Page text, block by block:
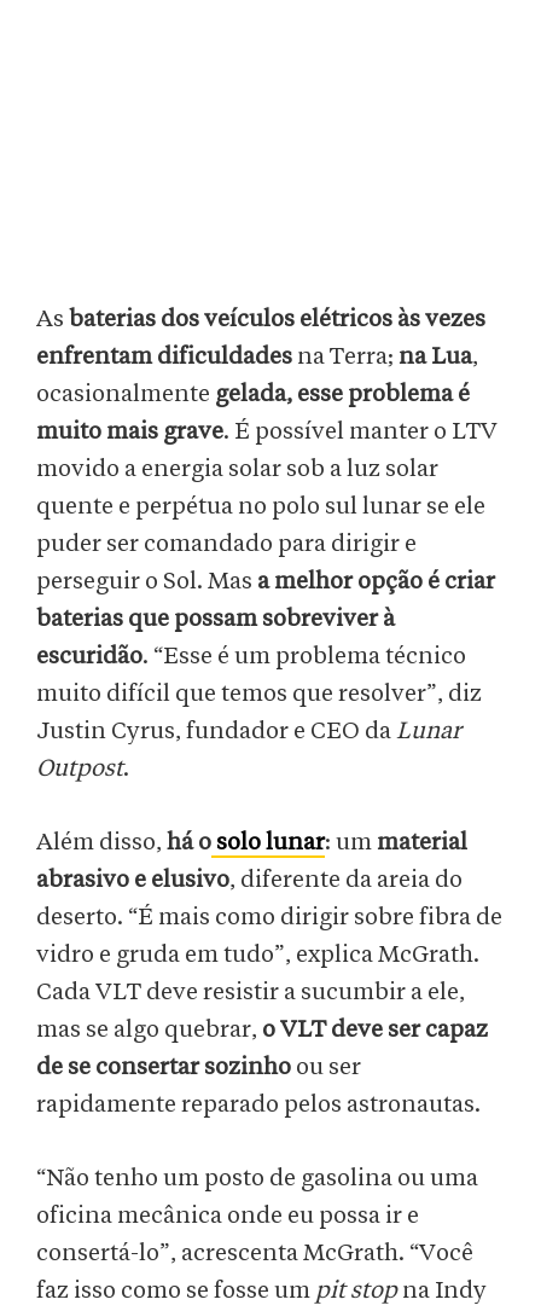
As baterias dos veículos elétricos às vezes
enfrentam dificuldades na Terra; na Lua,
ocasionalmente gelada, esse problema é
muito mais grave. É possível manter o LTV
movido a energia solar sob a luz solar
quente e perpétua no polo sul lunar se ele
puder ser comandado para dirigir e
perseguir o Sol. Mas a melhor opção é criar
baterias que possam sobreviver à
escuridão. “Esse é um problema técnico
muito difícil que temos que resolver”, diz
Justin Cyrus, fundador e CEO daLunar
Outpost.
Além disso, há o solo lunar: um material
abrasivo e elusivo, diferente da areia do
deserto. “É mais como dirigir sobre fibra de
vidro e gruda em tudo”, explica McGrath.
Cada VLT deve resistir a sucumbir a ele,
mas se algo quebrar, o VLT deve ser capaz
de se consertar sozinho ou ser
rapidamente reparado pelos astronautas.
“Não tenho um posto de gasolina ou uma
oficina mecânica onde eu possa ir e
consertá-lo”, acrescenta McGrath. “Você
faz isso como se fosse um pit stopna Indy